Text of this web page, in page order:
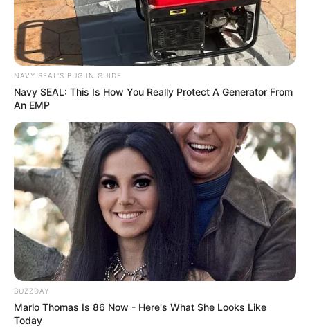
NAVY SEAL'S BUG IN GUIDE
Navy SEAL: This Is How You Really Protect A Generator From
An EMP
BUZZDAY
Marlo Thomas Is 86 Now - Here's What She Looks Like
Today